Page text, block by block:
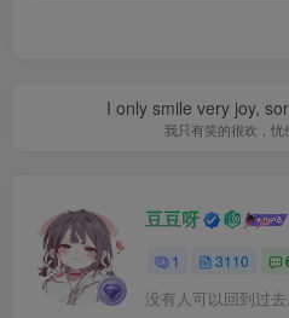
I only smile very joy,
我只有笑的很欢，
豆豆呀
1 3110